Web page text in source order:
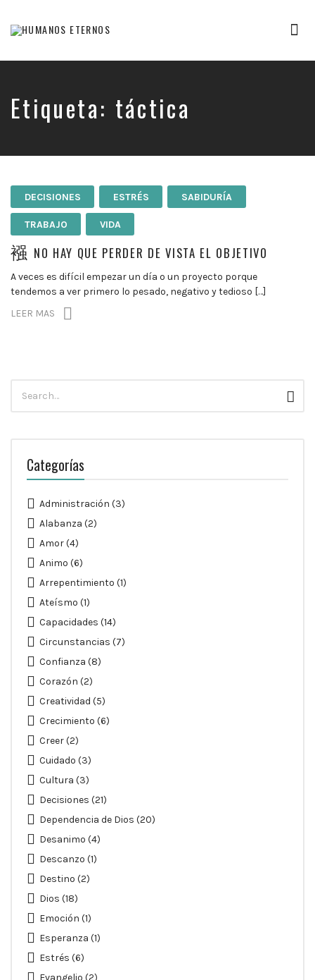
humanos,
nos
creó
Etiqueta: táctica
DECISIONES ESTRÉS SABIDURÍA
TRABAJO VIDA
NO HAY QUE PERDER DE VISTA EL OBJETIVO
A veces es difícil empezar un día o un proyecto porque
tendemos a ver primero lo pesado, negativo y tedioso […]
LEER MAS
para:
Categorías
Administración (3)
Alabanza (2)
Amor(4)
Animo (6)
Arrepentimiento (1)
Ateísmo (1)
Capacidades (14)
Circunstancias (7)
Confianza (8)
Corazón (2)
Creatividad (5)
Crecimiento (6)
Creer(2)
Cuidado (3)
Cultura (3)
Decisiones (21)
Dependencia de Dios (20)
Desanimo (4)
Descanzo (1)
Destino (2)
Dios (18)
Emoción (1)
Esperanza (1)
Estrés (6)